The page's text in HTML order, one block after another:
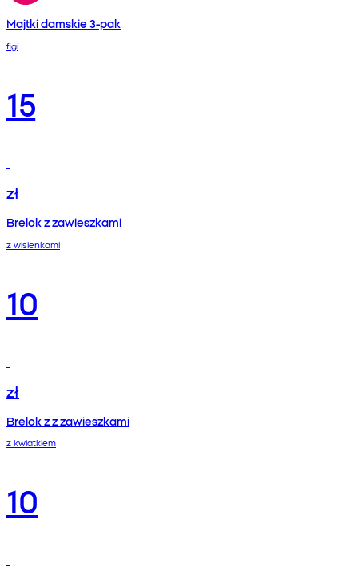
Majtki damskie 3-pak
figi
15
zł
Brelok z zawieszkami
z wisienkami
10
zł
Brelok z z zawieszkami
z kwiatkiem
10